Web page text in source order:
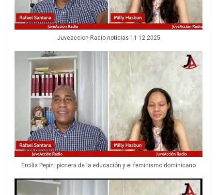
Juveaccion Radio noticias 11 12 2025
Ercilia Pepín: pionera de la educación y el feminismo dominicano